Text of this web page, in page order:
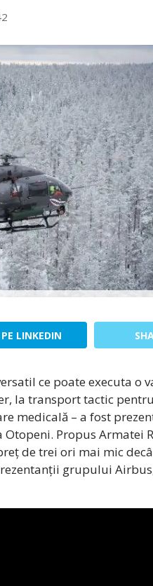
LINKEDIN
ce poate executa o
la transport tactic
medicală – a fost
Propus Armatei
de trei ori mai mic
grupului